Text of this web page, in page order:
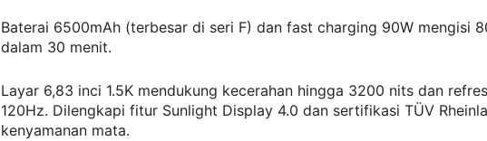
Baterai 6500mAh (terbesar di seri F) dan fast charging 90W mengisi
dalam 30 menit.
Layar 6,83 inci 1.5K mendukung kecerahan hingga 3200 nits dan
120Hz. Dilengkapi fitur Sunlight Display 4.0 dan sertifikasi TÜV
kenyamanan mata.